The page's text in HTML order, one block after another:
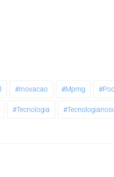
#inovacao #mpmg
#tecnologia